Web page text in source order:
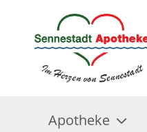
Apotheke